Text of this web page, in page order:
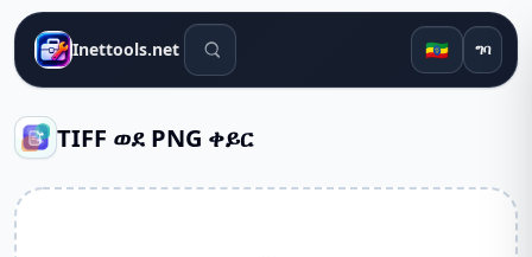
Inettools.net የፍለጋ መሳሪያዎች 🇪🇹 ግባ
TIFF ወደ PNG ቀይር